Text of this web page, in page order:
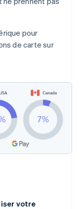
pour
de carte sur
votre